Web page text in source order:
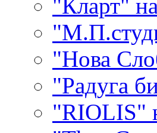
"Кларт"
"Нова
"Радуга
"RIOLIS"